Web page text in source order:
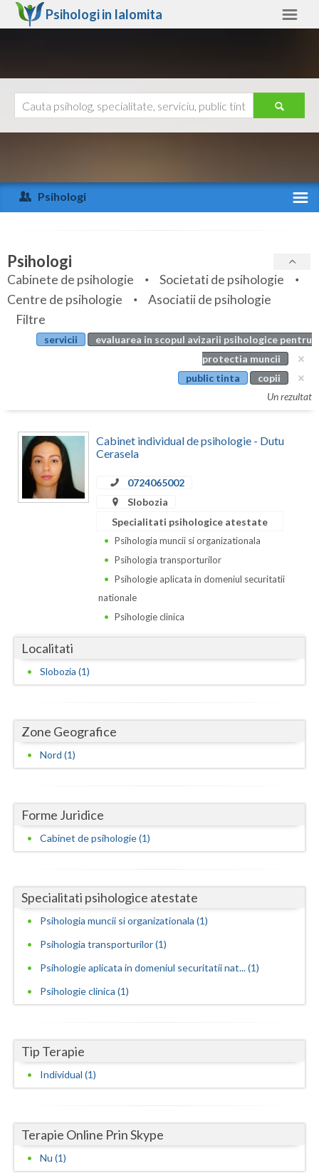
Psihologi in Ialomita
Arad
Arges
Bihor
Bistrita-Nasaud
Botosani
Bucuresti
Buzau
Calarasi
Caras-Severin
Dolj
Galati
Gorj
Harghita
Ialomita
Iasi
Maramures
Mehedinti
Prahova
Sibiu
Suceava
Ajutor
Psihologi
Specialitati
Servicii
Articole
Evenimente
Psihologi
Cabinete de psihologie
Societati de psihologie
Centre de psihologie
Asociatii de psihologie
Filtre
servicii
evaluarea in scopul avizarii psihologice pentru
protectia muncii
public tinta
copii
Un rezultat
Cabinet individual de psihologie - Dutu
Cerasela
0724065002
Slobozia
Specialitati psihologice atestate
Psihologia muncii si organizationala
Psihologia transporturilor
Psihologie aplicata in domeniul securitatii
nationale
Psihologie clinica
Localitati
Slobozia (1)
Zone Geografice
Nord (1)
Forme Juridice
Cabinet de psihologie (1)
Specialitati psihologice atestate
Psihologia muncii si organizationala (1)
Psihologia transporturilor (1)
Psihologie aplicata in domeniul securitatii nat... (1)
Psihologie clinica (1)
Tip Terapie
Individual (1)
Terapie Online Prin Skype
Nu (1)